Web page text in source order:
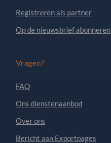
Registreren als partner
Op de nieuwsbrief abonneren
Vragen?
FAQ
Ons dienstenaanbod
Over ons
Bericht aan Exportpages